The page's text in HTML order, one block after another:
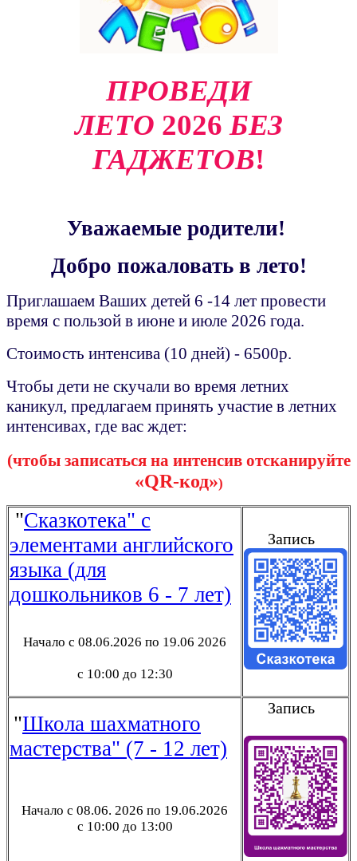
ПРОВЕДИ
ЛЕТО 2026 БЕЗ
ГАДЖЕТОВ!
Уважаемые родители!
Добро пожаловать в лето!
Приглашаем Ваших детей 6 -14 лет провести
время с пользой в июне и июле 2026 года.
Стоимость интенсива (10 дней) - 6500р.
Чтобы дети не скучали во время летних
каникул, предлагаем принять участие в летних
интенсивах, где вас ждет:
(чтобы записаться на интенсив отсканируйте
«QR-код»)
"Сказкотека" с
элементами английского
языка (для
дошкольников 6 - 7 лет)
Начало с 08.06.2026 по 19.06 2026
с 10:00 до 12:30
Запись
"Школа шахматного
мастерства" (7 - 12 лет)
Начало с 08.06. 2026 по 19.06.2026
с 10:00 до 13:00
Запись